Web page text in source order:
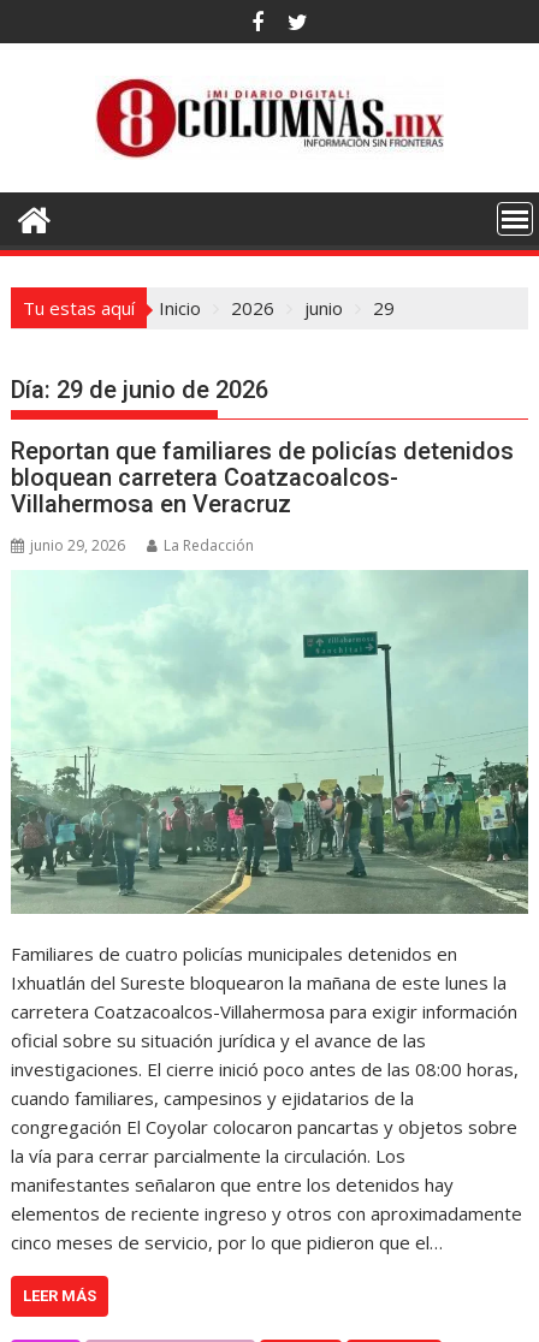
al
Tu estas aquí Inicio 2026 junio 29
Día: 29 de junio de 2026
Reportan que familiares de policías detenidos
bloquean carretera Coatzacoalcos-
Villahermosa en Veracruz
junio 29, 2026 La Redacción
Familiares de cuatro policías municipales detenidos en
Ixhuatlán del Sureste bloquearon la mañana de este lunes la
carretera Coatzacoalcos-Villahermosa para exigir información
oficial sobre su situación jurídica y el avance de las
investigaciones. El cierre inició poco antes de las 08:00 horas,
cuando familiares, campesinos y ejidatarios de la
congregación El Coyolar colocaron pancartas y objetos sobre
la vía para cerrar parcialmente la circulación. Los
manifestantes señalaron que entre los detenidos hay
elementos de reciente ingreso y otros con aproximadamente
cinco meses de servicio, por lo que pidieron que el…
LEER MÁS